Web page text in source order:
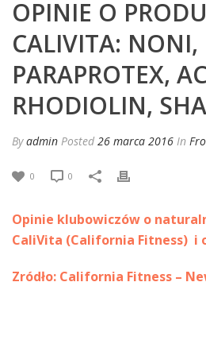
OPINIE O
CALIVITA:
PARAPROTEX,
RHODIOLIN,
Byadmin Posted 26 marca 2016 In
0 0
Opinie klubowiczów o
CaliVita (California Fitness) i
Zródło: California Fitness –